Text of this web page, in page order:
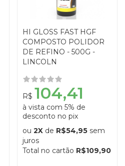
HI GLOSS FAST HGF
COMPOSTO POLIDOR
DE REFINO - 500G -
LINCOLN
R$ 104,41
à vista com 5% de
desconto no pix
ou 2Xde R$54,95sem
juros
Total no cartão R$109,90